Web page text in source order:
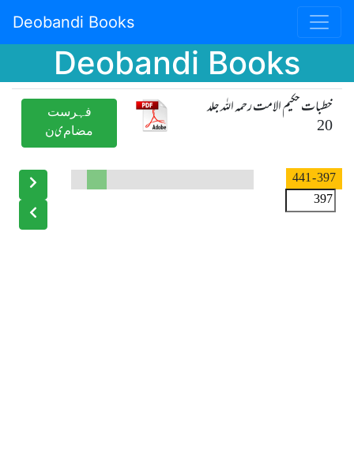
Deobandi Books
Deobandi Books
خطبات حکیم الامت رحمہ اللہ جلد
20
ﻓﮩﺮﺳﺖ
ﻣﻀﺎﻡیﻥ
397
- 441